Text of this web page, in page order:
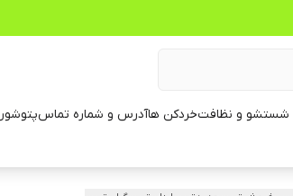
شستشو و نظافتخردکن هاآدرس و شماره تماسپتوشور ۶۰ کیلویی